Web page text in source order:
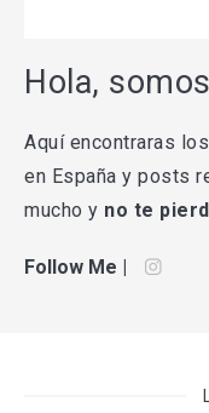
Hola, somos
Aquí encontraras los
en España y posts
mucho y no te
Follow Me |